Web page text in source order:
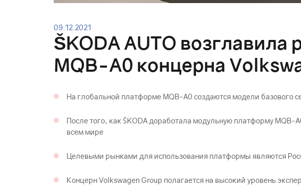
09.12.2021
ŠKODА AUTO
MQB-A0 концерна
На глобальной платформе MQB-A0 создаются модели базового
После того, как ŠKODА доработала модульную платформу
всем мире
Целевыми рынками для использования платформы являются
Концерн Volkswagen Group полагается на высокий уровень